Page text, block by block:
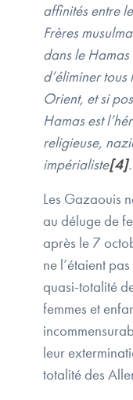
affinités entre
Frères
dans le
d’éliminer
Orient, et si
Hamas est
religieuse,
impérialiste[4].
Les Gazaouis
au déluge de
après le 7
ne l’étaient
quasi-totalité
femmes et
leur
totalité des